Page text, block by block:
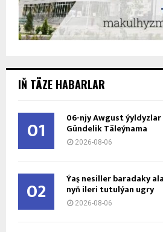
IŇ TÄZE HABARLAR
01 06-njy Awgust ýyldyzlar
Gündelik Täleýnama
2026-08-06
02 Ýaş ne­sil­ler ba­ra­da­ky
nyň ile­ri tu­tul­ýan ug­ry
2026-08-06